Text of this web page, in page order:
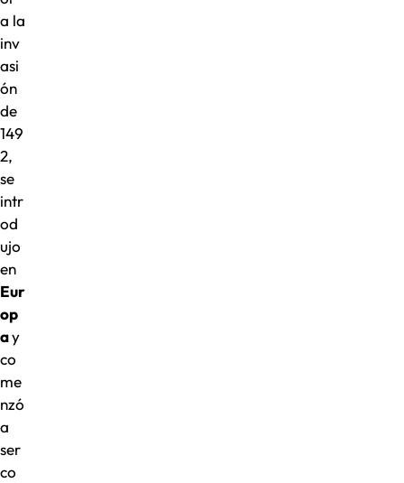
a la
inv
asi
ón
de
149
2,
se
intr
od
ujo
en
Eur
op
ay
co
me
nzó
a
ser
co